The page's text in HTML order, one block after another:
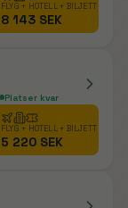
FLYG + HOTELL + BILJETT
8 143 SEK
Platser kvar
FLYG + HOTELL + BILJETT
5 220 SEK